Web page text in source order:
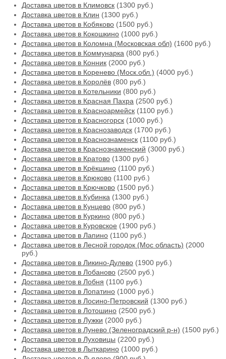
Доставка цветов в Климовск (1300 руб.)
Доставка цветов в Клин (1300 руб.)
Доставка цветов в Кобяково (1500 руб.)
Доставка цветов в Кокошкино (1000 руб.)
Доставка цветов в Коломна (Московская обл) (1600 руб.)
Доставка цветов в Коммунарка (800 руб.)
Доставка цветов в Конник (2000 руб.)
Доставка цветов в Коренево (Моск.обл.) (4000 руб.)
Доставка цветов в Королёв (800 руб.)
Доставка цветов в Котельники (800 руб.)
Доставка цветов в Красная Пахра (2500 руб.)
Доставка цветов в Красноармейск (1100 руб.)
Доставка цветов в Красногорск (1000 руб.)
Доставка цветов в Краснозаводск (1700 руб.)
Доставка цветов в Краснознаменск (1100 руб.)
Доставка цветов в Краснознаменский (3000 руб.)
Доставка цветов в Кратово (1300 руб.)
Доставка цветов в Крёкшино (1100 руб.)
Доставка цветов в Крюково (1100 руб.)
Доставка цветов в Крючково (1500 руб.)
Доставка цветов в Кубинка (1300 руб.)
Доставка цветов в Кунцево (800 руб.)
Доставка цветов в Куркино (800 руб.)
Доставка цветов в Куровское (1900 руб.)
Доставка цветов в Лапино (1100 руб.)
Доставка цветов в Лесной городок (Мос область) (2000
руб.)
Доставка цветов в Ликино-Дулево (1900 руб.)
Доставка цветов в Лобаново (2500 руб.)
Доставка цветов в Лобня (1100 руб.)
Доставка цветов в Лопатино (1000 руб.)
Доставка цветов в Лосино-Петровский (1300 руб.)
Доставка цветов в Лотошино (2500 руб.)
Доставка цветов в Лужки (2000 руб.)
Доставка цветов в Лунево (Зеленоградский р-н) (1500 руб.)
Доставка цветов в Луховицы (2200 руб.)
Доставка цветов в Лыткарино (1000 руб.)